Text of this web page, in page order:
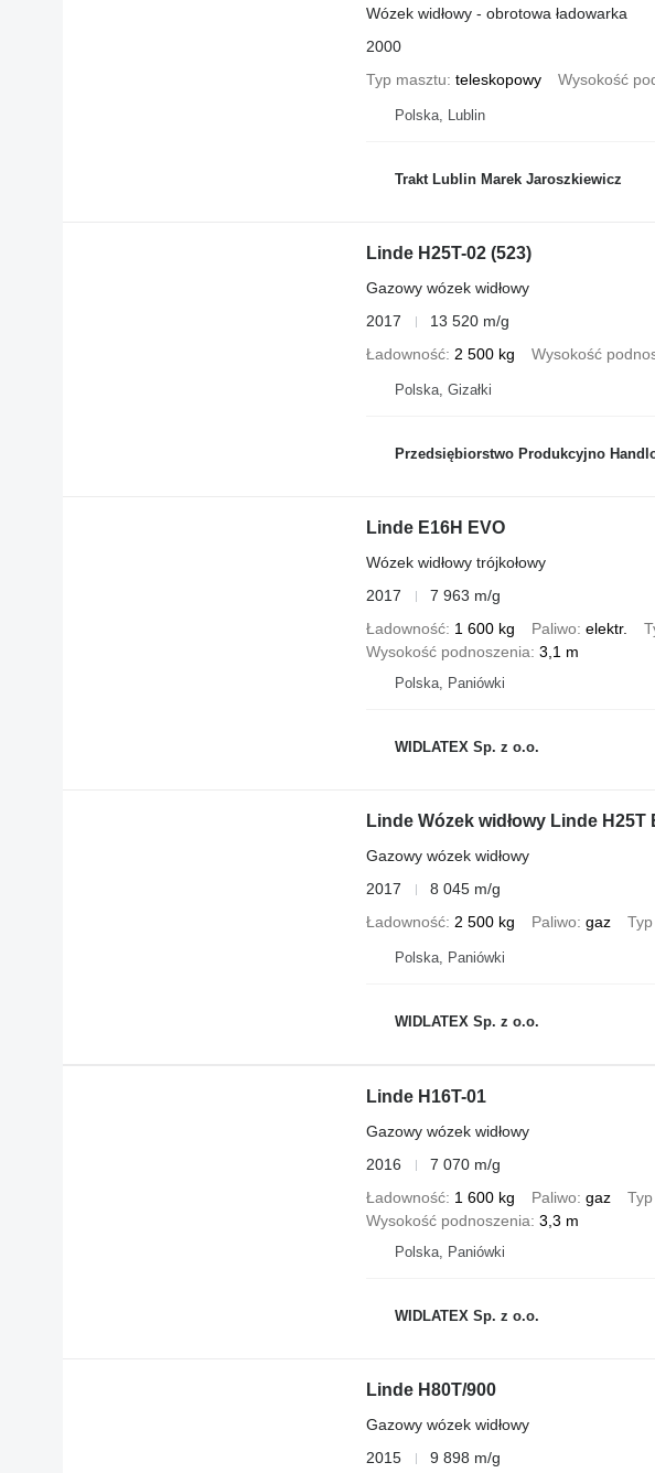
Wózek widłowy - obrotowa ładowarka
2000
Typ masztu teleskopowy Wysokość
Polska, Lublin
Trakt Lublin Marek Jaroszkiewicz
Linde H25T-02 (523)
Gazowy wózek widłowy
2017
13 520 m/g
Ładowność 2 500 kg Wysokość
Polska, Gizałki
Przedsiębiorstwo Produkcyjno
Linde E16H EVO
Wózek widłowy trójkołowy
2017
7 963 m/g
Ładowność 1 600 kg Paliwo elektr.
Wysokość podnoszenia 3,1 m
Polska, Paniówki
WIDLATEX Sp. z o.o.
Linde Wózek widłowy Linde
Gazowy wózek widłowy
2017
8 045 m/g
Ładowność 2 500 kg Paliwo gaz
Polska, Paniówki
WIDLATEX Sp. z o.o.
Linde H16T-01
Gazowy wózek widłowy
2016
7 070 m/g
Ładowność 1 600 kg Paliwo gaz
Wysokość podnoszenia 3,3 m
Polska, Paniówki
WIDLATEX Sp. z o.o.
Linde H80T/900
Gazowy wózek widłowy
2015
9 898 m/g